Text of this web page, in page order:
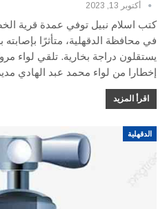
أكتوبر 13, 2023
كتب اسلام نبيل توفي عمدة قرية
في محافظة الدقهلية، متأثرًا
يستقلون دراجة بخارية. تلقي لواء
إخطارا من لواء محمد عبد الهادي
اقرأ المزيد
الدقهلية